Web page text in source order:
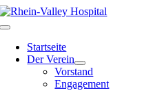
Zum
Inhalt
Toggle
NavigationStartseite
Der Verein
Vorstand
Engagement